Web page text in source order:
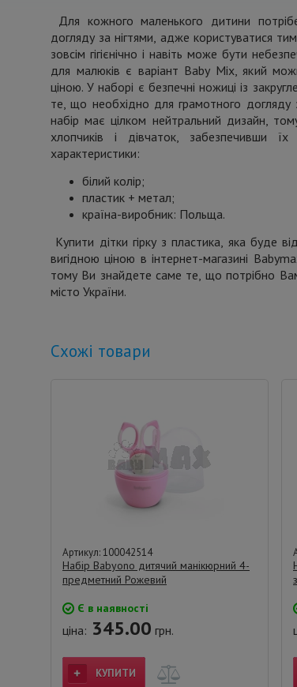
Для кожного маленького дитини
догляду за нігтями, адже користуватися
зовсім гігієнічно і навіть може бути
для малюків є варіант Baby Mix, який
ціною. У наборі є безпечні ножиці із
те, що необхідно для грамотного догляду
набір має цілком нейтральний дизайн,
хлопчиків і дівчаток, забезпечивши їх
характеристики:
білий колір;
пластик + метал;
країна-виробник: Польща.
Купити дітки гірку з пластика, яка буде
вигідною ціною в інтернет-магазині
тому Ви знайдете саме те, що потрібно
місто України.
Схожі товари
Артикул: 100042514
Набір Babyono дитячий манікюрний 4-
предметний Рожевий
Є в наявності
ціна: 345.00 грн.
КУПИТИ